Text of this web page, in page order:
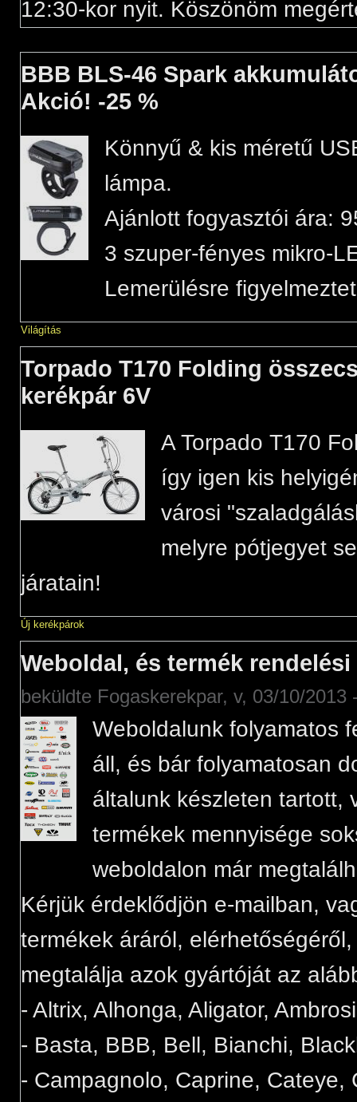
12:30-kor nyit. Köszönöm
BBB BLS-46 Spark
Akció! -25 %
Könnyű & kis méretű
lámpa.
Ajánlott fogyasztói ára:
3 szuper-fényes mikro-
Lemerülésre
Világítás
Torpado T170 Folding
kerékpár 6V
A Torpado T170
így igen kis
városi
melyre pótjegyet
járatain!
Új kerékpárok
Weboldal, és termék
beküldte Fogaskerekpar, v, 03/10/2013
Weboldalunk folyamatos
áll, és bár folyamatosan
általunk készleten tartott,
termékek mennyisége
weboldalon már
Kérjük érdeklődjön e-mailban,
termékek áráról,
megtalálja azok gyártóját az
- Altrix, Alhonga, Aligator,
- Basta, BBB, Bell, Bianchi,
- Campagnolo, Caprine, Cateye,